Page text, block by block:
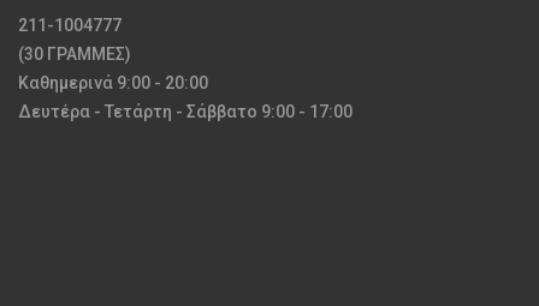
211-1004777
(30 ΓΡΑΜΜΕΣ)
Καθημερινά 9:00 - 20:00
Δευτέρα - Τετάρτη - Σάββατο 9:00 - 17:00